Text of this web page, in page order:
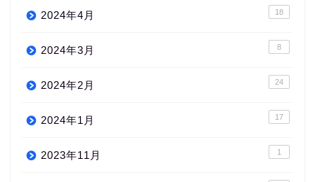
2024年4月 18
2024年3月 8
2024年2月 24
2024年1月 17
2023年11月 1